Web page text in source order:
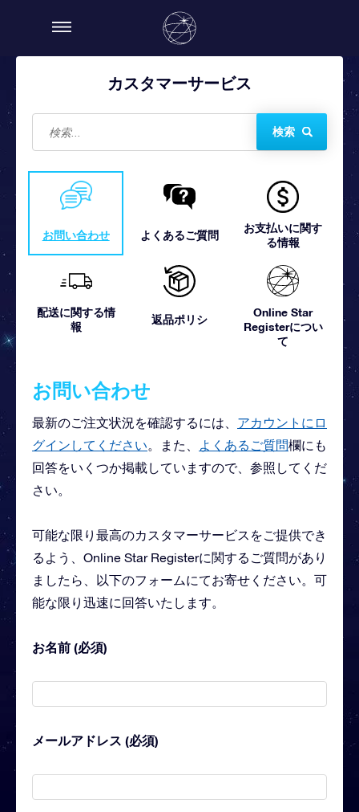
カスタマーサービス
検索
お問い合わせ よくあるご質問
お支払いに関す
る情報
配送に関する情
報
返品ポリシ
Online Star
Registerについ
て
お問い合わせ
最新のご注文状況を確認するには、 アカウントにロ
グインしてください。また、 よくあるご質問欄にも
回答をいくつか掲載していますので、参照してくだ
さい。
可能な限り最高のカスタマーサービスをご提供でき
るよう、Online Star Registerに関するご質問があり
ましたら、以下のフォームにてお寄せください。可
能な限り迅速に回答いたします。
お名前 (必須)
メールアドレス (必須)